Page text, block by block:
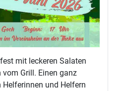
mit leckeren Salaten
vom Grill. Einen ganz
und Helfern